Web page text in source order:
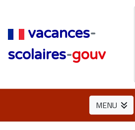
vacances-
scolaires-gouv
MENU